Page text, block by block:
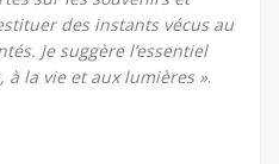
des instants vécus au
Je suggère l’essentiel
à la vie et aux lumières ».